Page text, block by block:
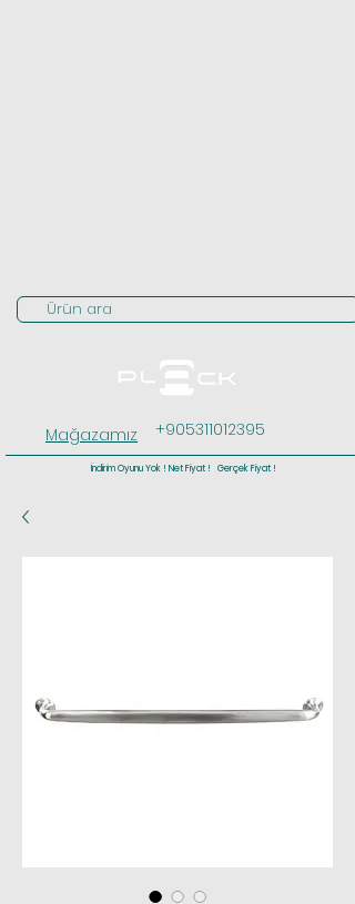
Ürün ara
Mağazamız +905311012395
İndirim Oyunu Yok ! Net Fiyat ! Gerçek Fiyat !